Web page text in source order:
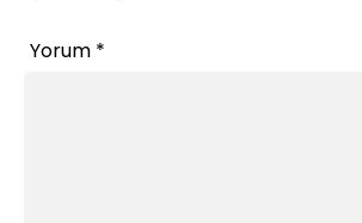
Yorum *